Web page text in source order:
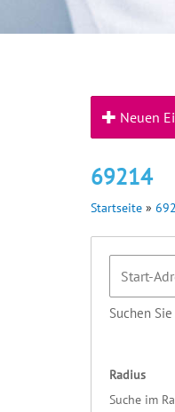
Neuen
69214
Startseite »
Suchen
Radius
Suche im